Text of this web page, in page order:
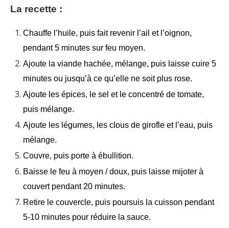
La recette :
Chauffe l’huile, puis fait revenir l’ail et l’oignon,
pendant 5 minutes sur feu moyen.
Ajoute la viande hachée, mélange, puis laisse cuire 5
minutes ou jusqu’à ce qu’elle ne soit plus rose.
Ajoute les épices, le sel et le concentré de tomate,
puis mélange.
Ajoute les légumes, les clous de girofle et l’eau, puis
mélange.
Couvre, puis porte à ébullition.
Baisse le feu à moyen / doux, puis laisse mijoter à
couvert pendant 20 minutes.
Retire le couvercle, puis poursuis la cuisson pendant
5-10 minutes pour réduire la sauce.